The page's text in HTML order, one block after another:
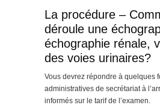
La procédure –
déroule une
échographie rénale,
des voies urinaires?
Vous devrez répondre à quelques
administratives de secrétariat à
informés sur le tarif de l’examen.